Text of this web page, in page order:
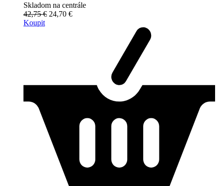
Skladom na centrále
42,75 € 24,70 €
Koupit